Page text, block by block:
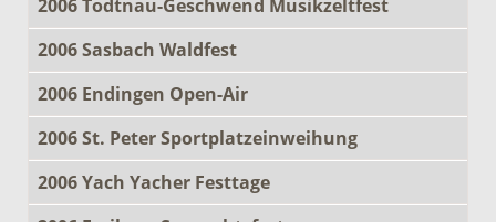
2006 Todtnau-Geschwend Musikzeltfest
2006 Sasbach Waldfest
2006 Endingen Open-Air
2006 St. Peter Sportplatzeinweihung
2006 Yach Yacher Festtage